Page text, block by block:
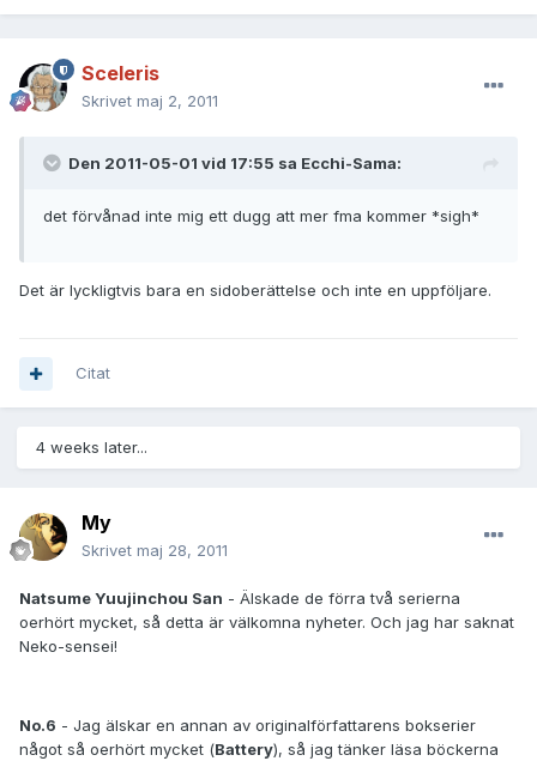
Sceleris
Skrivet maj 2, 2011
Den 2011-05-01 vid 17:55 sa Ecchi-Sama:
det förvånad inte mig ett dugg att mer fma kommer *sigh*
Det är lyckligtvis bara en sidoberättelse och inte en uppföljare.
Citat
4 weeks later...
My
Skrivet maj 28, 2011
Natsume Yuujinchou San - Älskade de förra två serierna
oerhört mycket, så detta är välkomna nyheter. Och jag har saknat
Neko-sensei!
No.6 - Jag älskar en annan av originalförfattarens bokserier
något så oerhört mycket (Battery), så jag tänker läsa böckerna